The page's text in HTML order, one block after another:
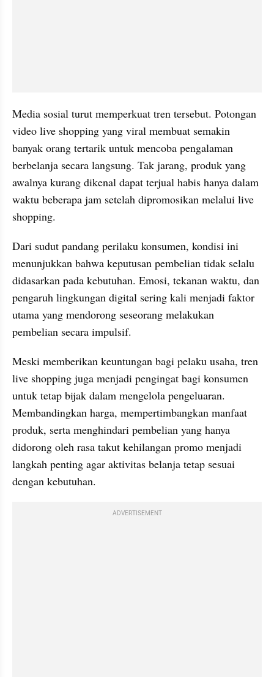
Media sosial turut memperkuat tren tersebut. Potongan
video live shopping yang viral membuat semakin
banyak orang tertarik untuk mencoba pengalaman
berbelanja secara langsung. Tak jarang, produk yang
awalnya kurang dikenal dapat terjual habis hanya dalam
waktu beberapa jam setelah dipromosikan melalui live
shopping.
Dari sudut pandang perilaku konsumen, kondisi ini
menunjukkan bahwa keputusan pembelian tidak selalu
didasarkan pada kebutuhan. Emosi, tekanan waktu, dan
pengaruh lingkungan digital sering kali menjadi faktor
utama yang mendorong seseorang melakukan
pembelian secara impulsif.
Meski memberikan keuntungan bagi pelaku usaha, tren
live shopping juga menjadi pengingat bagi konsumen
untuk tetap bijak dalam mengelola pengeluaran.
Membandingkan harga, mempertimbangkan manfaat
produk, serta menghindari pembelian yang hanya
didorong oleh rasa takut kehilangan promo menjadi
langkah penting agar aktivitas belanja tetap sesuai
dengan kebutuhan.
ADVERTISEMENT